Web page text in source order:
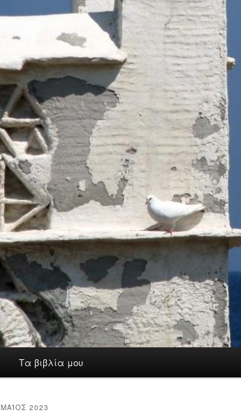
Τα βιβλία μου
ΜΆΙΟΣ 2023